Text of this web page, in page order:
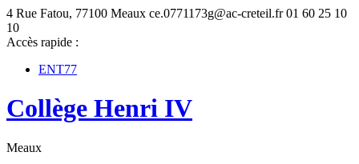
4 Rue Fatou, 77100 Meaux ce.0771173g@ac-creteil.fr 01 60 25 10
10
Accès rapide :
ENT77
Collège Henri IV
Meaux